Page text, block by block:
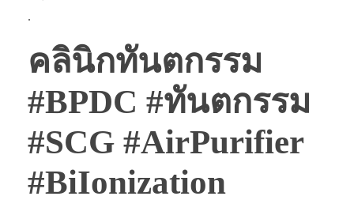
.
คลินิกทันตกรรม
#BPDC #ทันตกรรม
#SCG #AirPurifier
#BiIonization